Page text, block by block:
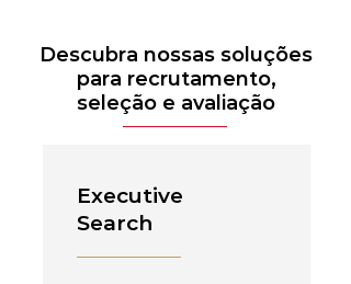
Descubra nossas soluções
para recrutamento,
seleção e avaliação
Executive
Search